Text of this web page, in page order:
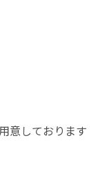
意しております